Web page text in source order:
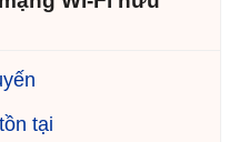
tại